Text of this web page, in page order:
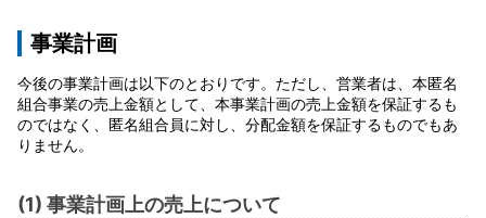
事業計画
今後の事業計画は以下のとおりです。ただし、営業者は、本匿名
組合事業の売上金額として、本事業計画の売上金額を保証するも
のではなく、匿名組合員に対し、分配金額を保証するものでもあ
りません。
(1) 事業計画上の売上について